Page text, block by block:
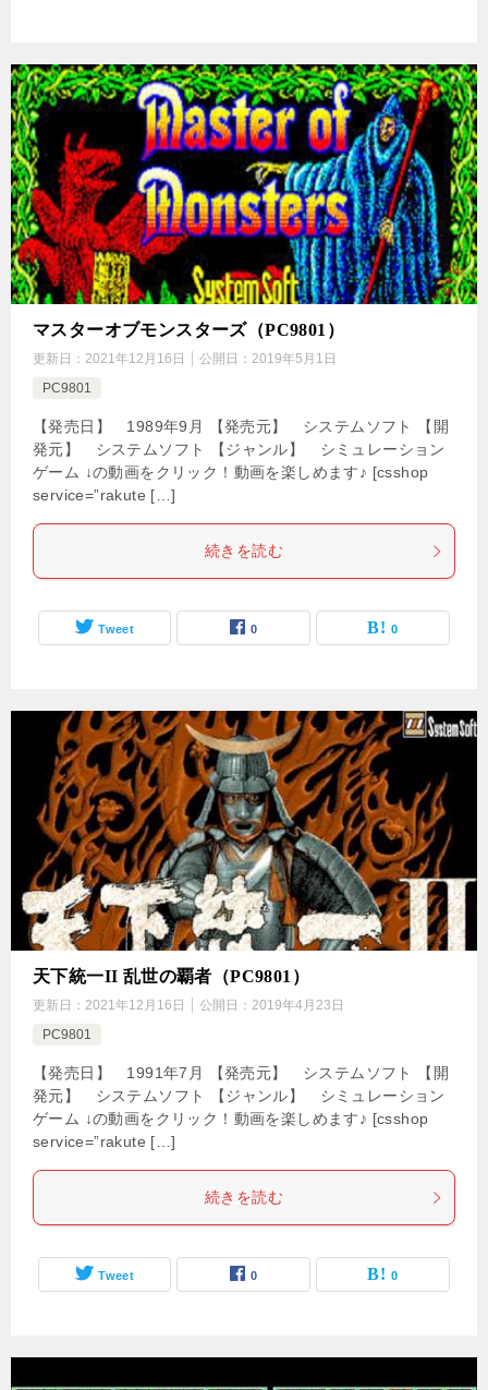
マスターオブモンスターズ（PC9801）
更新日： 2021年12月16日 公開日： 2019年5月1日
PC9801
【発売日】 1989年9月 【発売元】 システムソフト 【開
発元】 システムソフト 【ジャンル】 シミュレーション
ゲーム ↓の動画をクリック！動画を楽しめます♪ [csshop
service=”rakute […]
続きを読む
Tweet 0 0
天下統一II 乱世の覇者（PC9801）
更新日： 2021年12月16日 公開日： 2019年4月23日
PC9801
【発売日】 1991年7月 【発売元】 システムソフト 【開
発元】 システムソフト 【ジャンル】 シミュレーション
ゲーム ↓の動画をクリック！動画を楽しめます♪ [csshop
service=”rakute […]
続きを読む
Tweet 0 0